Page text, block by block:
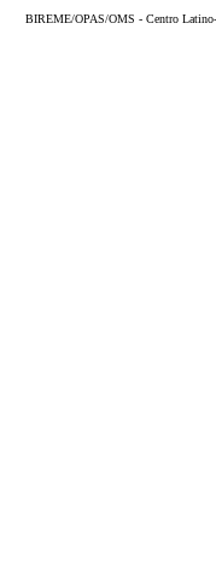
BIREME/OPAS/OMS - Centro Latino-